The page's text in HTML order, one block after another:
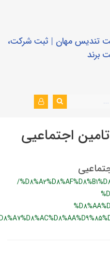
تندیس مهان | ثبت شرکت،
برند
اجتماعیی
/